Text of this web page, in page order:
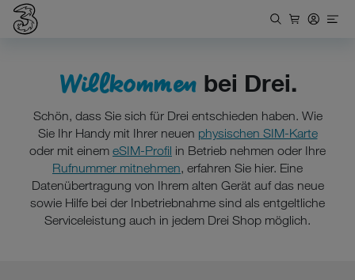
Willkommen bei Drei.
Schön, dass Sie sich für Drei entschieden haben. Wie
Sie Ihr Handy mit Ihrer neuen physischen SIM-Karte
oder mit einem eSIM-Profil in Betrieb nehmen oder Ihre
Rufnummer mitnehmen, erfahren Sie hier. Eine
Datenübertragung von Ihrem alten Gerät auf das neue
sowie Hilfe bei der Inbetriebnahme sind als entgeltliche
Serviceleistung auch in jedem Drei Shop möglich.